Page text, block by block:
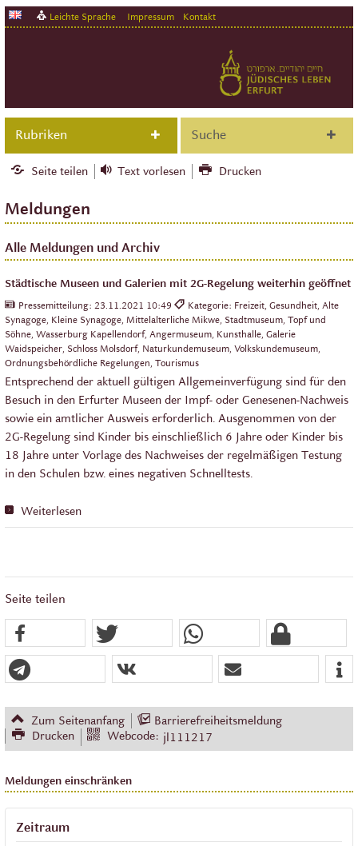
Leichte Sprache Impressum Kontakt
Rubriken Suche
Seite teilen Text vorlesen Drucken
Meldungen
Alle Meldungen und Archiv
Städtische Museen und Galerien mit 2G-Regelung weiterhin geöffnet
Pressemitteilung: 23.11.2021 10:49
Kategorie: Freizeit, Gesundheit, Alte
Synagoge, Kleine Synagoge, Mittelalterliche Mikwe, Stadtmuseum, Topf und
Söhne, Wasserburg Kapellendorf, Angermuseum, Kunsthalle, Galerie
Waidspeicher, Schloss Molsdorf, Naturkundemuseum, Volkskundemuseum,
Ordnungsbehördliche Regelungen, Tourismus
Entsprechend der aktuell gültigen Allgemeinverfügung sind für den
Besuch in den Erfurter Museen der Impf- oder Genesenen-Nachweis
sowie ein amtlicher Ausweis erforderlich. Ausgenommen von der
2G-Regelung sind Kinder bis einschließlich 6 Jahre oder Kinder bis
18 Jahre unter Vorlage des Nachweises der regelmäßigen Testung
in den Schulen bzw. eines negativen Schnelltests.
Weiterlesen
Seite teilen
Zum Seitenanfang
Barrierefreiheitsmeldung
Drucken
Webcode: jl111217
Meldungen einschränken
Zeitraum